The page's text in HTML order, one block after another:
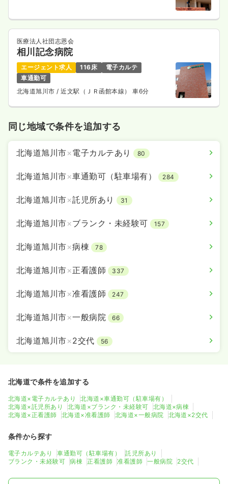
その他保健師 一般病院
日勤のみ（常勤）
給与 24.5万円/月 賞与4.15ヶ月
※経験2年の例
時間 8:30～17:00（休憩45分）
日祝休み
担当業務未経験可 月給24万円以上可
気になる
その他正・准看護師 健診センター
日勤のみ（常勤）
給与 23.5 万円/月 賞与4.15ヶ月
担当業務未経験可
医療法人社団志恩会
相川記念病院
エージェント求人 116床
電子カルテ
車通勤可
北海道旭川市/ 近文駅（ＪＲ函館本線） 車6分
同じ地域で条件を追加する
北海道旭川市×電子カルテあり 80
北海道旭川市×車通勤可（駐車場有） 284
北海道旭川市×託児所あり 31
北海道旭川市×ブランク・未経験可 157
北海道旭川市×病棟 78
北海道旭川市×正看護師 337
北海道旭川市×准看護師 247
北海道旭川市×一般病院 66
北海道旭川市×2交代 56
北海道で条件を追加する
北海道×電子カルテあり
北海道×車通勤可（駐車場有）
北海道×託児所あり
北海道×ブランク・未経験可
北海道×病棟
北海道×正看護師
北海道×准看護師 北海道×一般病院 北海道×2交代
条件から探す
電子カルテあり 車通勤可（駐車場有）
託児所あり
ブランク・未経験可
病棟 正看護師 准看護師 一般病院 2交代